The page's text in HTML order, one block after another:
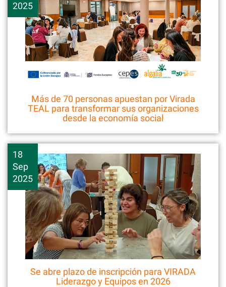
2025
Más de 70 personas apuestan por Virada
TEAL para transformar sus organizaciones
desde la economía social
18
Sep
2025
Se abre plazo de inscripción para VIRADA
Liderazgo y Equipos en 2026